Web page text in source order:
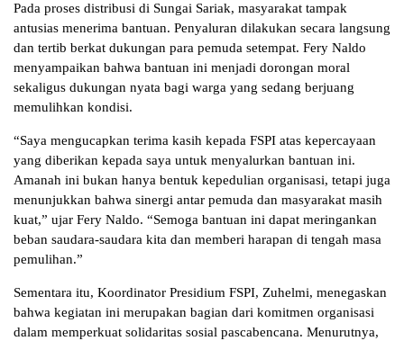
Pada proses distribusi di Sungai Sariak, masyarakat tampak
antusias menerima bantuan. Penyaluran dilakukan secara langsung
dan tertib berkat dukungan para pemuda setempat. Fery Naldo
menyampaikan bahwa bantuan ini menjadi dorongan moral
sekaligus dukungan nyata bagi warga yang sedang berjuang
memulihkan kondisi.
“Saya mengucapkan terima kasih kepada FSPI atas kepercayaan
yang diberikan kepada saya untuk menyalurkan bantuan ini.
Amanah ini bukan hanya bentuk kepedulian organisasi, tetapi juga
menunjukkan bahwa sinergi antar pemuda dan masyarakat masih
kuat,” ujar Fery Naldo. “Semoga bantuan ini dapat meringankan
beban saudara-saudara kita dan memberi harapan di tengah masa
pemulihan.”
Sementara itu, Koordinator Presidium FSPI, Zuhelmi, menegaskan
bahwa kegiatan ini merupakan bagian dari komitmen organisasi
dalam memperkuat solidaritas sosial pascabencana. Menurutnya,